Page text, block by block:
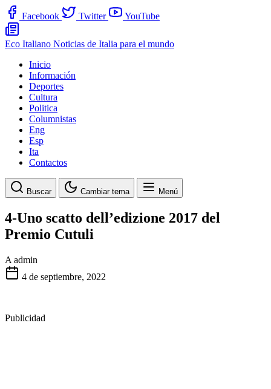
Facebook Twitter YouTube
Eco Italiano Noticias de Italia para el mundo
Inicio
Información
Deportes
Cultura
Politica
Columnistas
Eng
Esp
Ita
Contactos
Buscar Cambiar tema Menú
4-Uno scatto dell’edizione 2017 del
Premio Cutuli
A admin
4 de septiembre, 2022
Publicidad